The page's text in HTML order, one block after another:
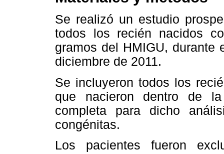
Se realizó un estudio
todos los recién nacidos
gramos del HMIGU, durante
diciembre de 2011.
Se incluyeron todos los
que nacieron dentro de
completa para dicho
congénitas.
Los pacientes fueron